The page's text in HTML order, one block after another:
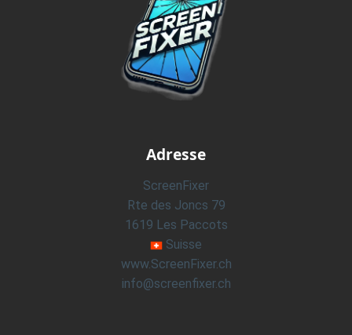
Adresse
ScreenFixer
Rte des Joncs 79
1619 Les Paccots
Suisse
www.ScreenFixer.ch
info@screenfixer.ch